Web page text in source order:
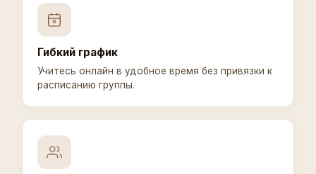
Гибкий график
Учитесь онлайн в удобное время без привязки к
расписанию группы.